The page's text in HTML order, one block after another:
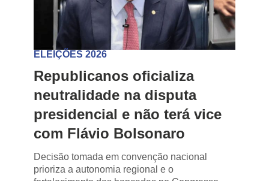
ELEIÇÕES 2026
Republicanos oficializa
neutralidade na disputa
presidencial e não terá vice
com Flávio Bolsonaro
Decisão tomada em convenção nacional
prioriza a autonomia regional e o